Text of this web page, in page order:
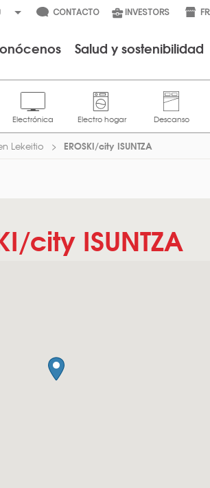
CONTACTO INVESTORS
Salud y sostenibilidad
Lekeitio EROSKI/city ISUNTZA
city ISUNTZA